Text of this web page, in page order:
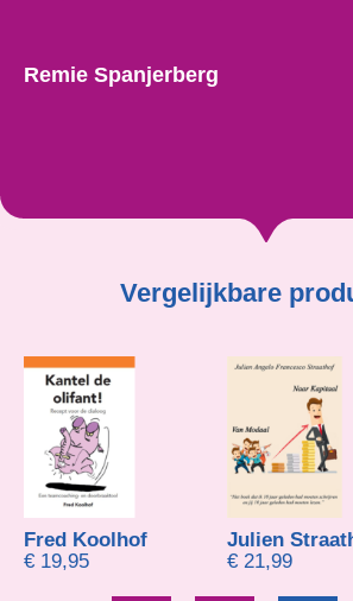
Remie Spanjerberg
Vergelijkbare
Julien Straathof
€21,99
€21,95